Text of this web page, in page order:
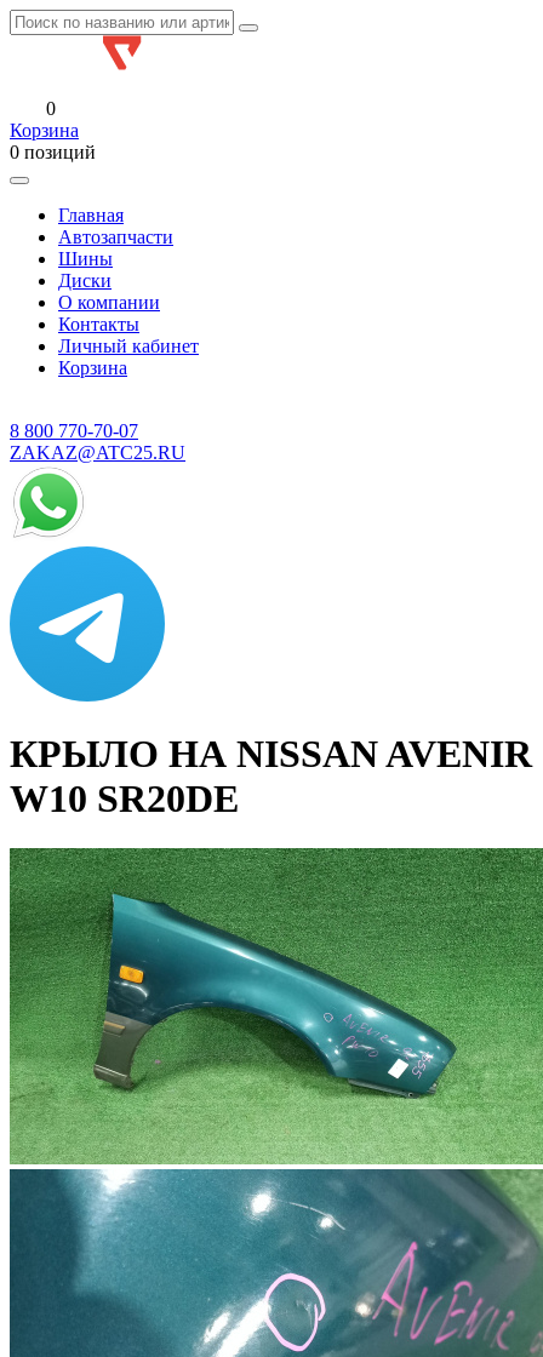
0
Корзина
0 позиций
Главная
Автозапчасти
Шины
Диски
О компании
Контакты
Личный кабинет
Корзина
8 800 770-70-07
ZAKAZ@ATC25.RU
КРЫЛО НА NISSAN AVENIR
W10 SR20DE